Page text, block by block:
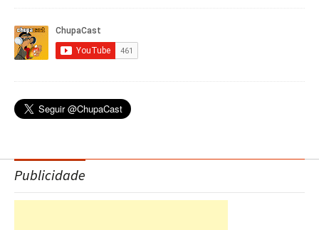
Publicidade